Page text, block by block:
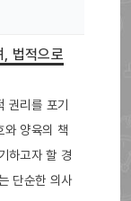
법적으로
권리를 포기
와 양육의 책
하고자 할 경
단순한 의사